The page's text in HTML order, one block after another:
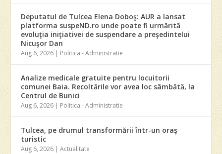
Deputatul de Tulcea Elena Doboş: AUR a lansat
platforma suspeND.ro unde poate fi urmărită
evoluţia iniţiativei de suspendare a preşedintelui
Nicuşor Dan
Aug 6, 2026 | Politica - Administratie
Analize medicale gratuite pentru locuitorii
comunei Baia. Recoltările vor avea loc sâmbătă, la
Centrul de Bunici
Aug 6, 2026 | Politica - Administratie
Tulcea, pe drumul transformării într-un oraş
turistic
Aug 6, 2026 |Actualitate